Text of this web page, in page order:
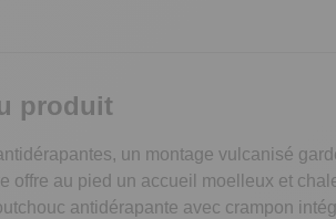
produit
un montage vulcanisé
offre au pied un accueil moelleux et
antidérapante avec crampon